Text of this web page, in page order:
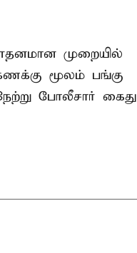
முறையில்
மூலம் பங்கு
போலீசார் கைது